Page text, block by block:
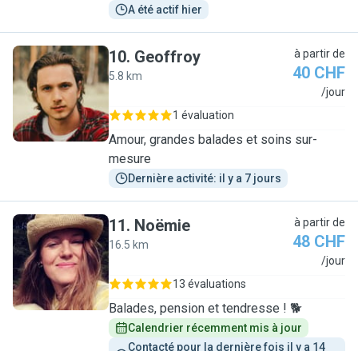
A été actif hier
G
10. Geoffroy
5.8 km
à partir de
40 CHF
/jour
1 évaluation
Amour, grandes balades et soins sur-
mesure
Dernière activité: il y a 7 jours
N
11. Noëmie
16.5 km
à partir de
48 CHF
/jour
13 évaluations
Balades, pension et tendresse ! 🐕
Calendrier récemment mis à jour
Contacté pour la dernière fois il y a 14